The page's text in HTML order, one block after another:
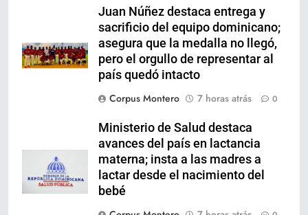
Juan Núñez destaca entrega y
sacrificio del equipo dominicano;
asegura que la medalla no llegó,
pero el orgullo de representar al
país quedó intacto
Corpus Montero
7 horas atrás 0
Ministerio de Salud destaca
avances del país en lactancia
materna; insta a las madres a
lactar desde el nacimiento del
bebé